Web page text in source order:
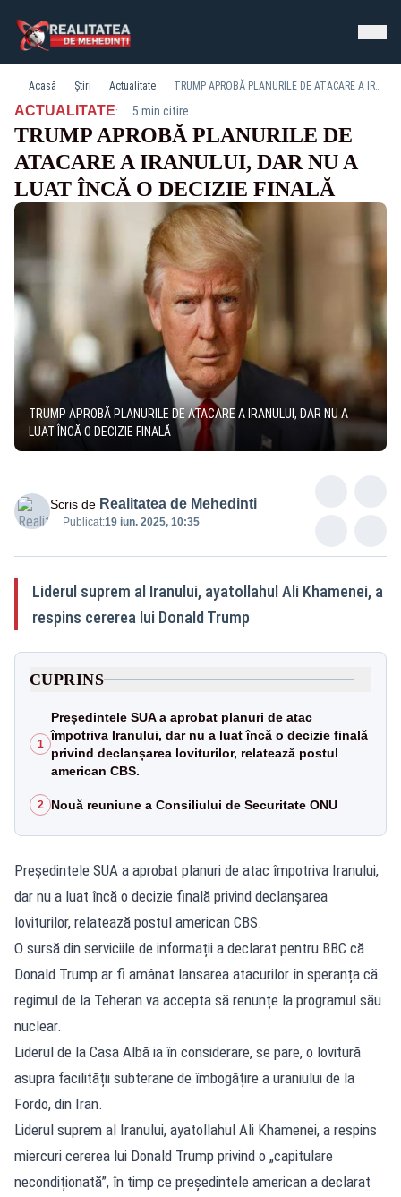
Acasă Știri Actualitate TRUMP APROBĂ PLANURILE DE ATACARE A IRANULUI, DAR NU A LUAT ÎNCĂ O DECIZIE FINALĂ
ACTUALITATE· 5 min citire
TRUMP APROBĂ PLANURILE DE
ATACARE A IRANULUI, DAR NU A
LUAT ÎNCĂ O DECIZIE FINALĂ
TRUMP APROBĂ PLANURILE DE ATACARE A IRANULUI, DAR NU A
LUAT ÎNCĂ O DECIZIE FINALĂ
Scris de Realitatea de Mehedinti
Publicat:19 iun. 2025, 10:35
Liderul suprem al Iranului, ayatollahul Ali Khamenei, a
respins cererea lui Donald Trump
CUPRINS
1
Președintele SUA a aprobat planuri de atac
împotriva Iranului, dar nu a luat încă o decizie finală
privind declanșarea loviturilor, relatează postul
american CBS.
2 Nouă reuniune a Consiliului de Securitate ONU
Președintele SUA a aprobat planuri de atac împotriva Iranului,
dar nu a luat încă o decizie finală privind declanșarea
loviturilor, relatează postul american CBS.
O sursă din serviciile de informații a declarat pentru BBC că
Donald Trump ar fi amânat lansarea atacurilor în speranța că
regimul de la Teheran va accepta să renunțe la programul său
nuclear.
Liderul de la Casa Albă ia în considerare, se pare, o lovitură
asupra facilității subterane de îmbogățire a uraniului de la
Fordo, din Iran.
Liderul suprem al Iranului, ayatollahul Ali Khamenei, a respins
miercuri cererea lui Donald Trump privind o „capitulare
necondiționată”, în timp ce președintele american a declarat